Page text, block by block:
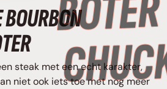
steak met een echt karakter,
niet ook iets toe met nog meer